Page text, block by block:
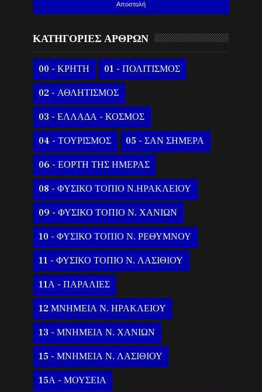
ΚΑΤΗΓΟΡΙΕΣ ΑΡΘΡΩΝ
00 - ΚΡΗΤΗ 01 - ΠΟΛΙΤΙΣΜΟΣ
02 - ΑΘΛΗΤΙΣΜΟΣ
03 - ΕΛΛΑΔΑ - ΚΟΣΜΟΣ
04 - ΤΟΥΡΙΣΜΟΣ 05 - ΣΑΝ ΣΗΜΕΡΑ
06 - ΕΟΡΤΗ ΤΗΣ ΗΜΕΡΑΣ
08 - ΦΥΣΙΚΟ ΤΟΠΙΟ Ν.ΗΡΑΚΛΕΙΟΥ
09 - ΦΥΣΙΚΟ ΤΟΠΙΟ Ν. ΧΑΝΙΩΝ
10 - ΦΥΣΙΚΟ ΤΟΠΙΟ Ν. ΡΕΘΥΜΝΟΥ
11 - ΦΥΣΙΚΟ ΤΟΠΙΟ Ν. ΛΑΣΙΘΙΟΥ
11Α - ΠΑΡΑΛΙΕΣ
12 ΜΝΗΜΕΙΑ Ν. ΗΡΑΚΛΕΙΟΥ
13 - ΜΝΗΜΕΙΑ Ν. ΧΑΝΙΩΝ
15 - ΜΝΗΜΕΙΑ Ν. ΛΑΣΙΘΙΟΥ
15Α - ΜΟΥΣΕΙΑ